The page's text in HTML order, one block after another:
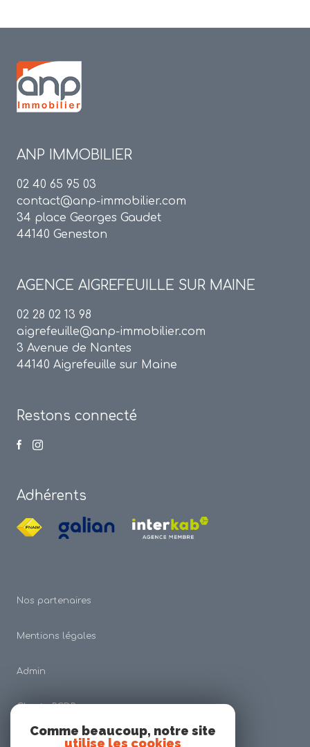
ANP IMMOBILIER
02 40 65 95 03
contact@anp-immobilier.com
34 place Georges Gaudet
44140 Geneston
AGENCE AIGREFEUILLE SUR MAINE
02 28 02 13 98
aigrefeuille@anp-immobilier.com
3 Avenue de Nantes
44140 Aigrefeuille sur Maine
Restons connecté
Adhérents
Nos partenaires
Mentions légales
Admin
Charte RGDP
Nos honoraires
Comme beaucoup, notre site
utilise les cookies